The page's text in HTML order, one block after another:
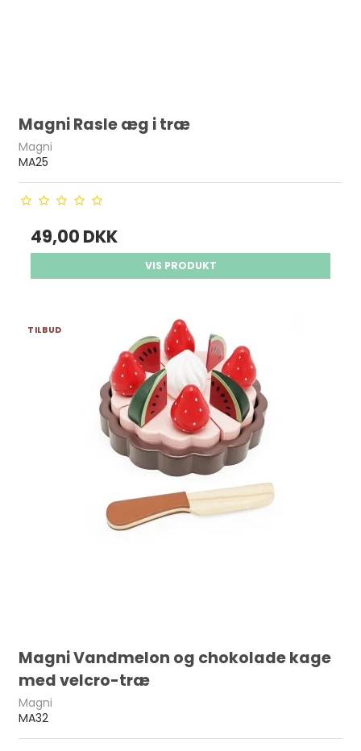
Magni Rasle æg i træ
Magni
MA25
49,00 DKK
VIS PRODUKT
TILBUD
Magni Vandmelon og chokolade kage
med velcro-træ
Magni
MA32